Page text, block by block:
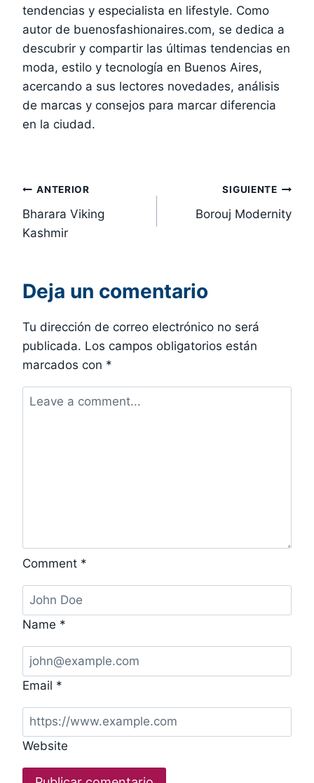
tendencias y especialista en lifestyle. Como
autor de buenosfashionaires.com, se dedica a
descubrir y compartir las últimas tendencias en
moda, estilo y tecnología en Buenos Aires,
acercando a sus lectores novedades, análisis
de marcas y consejos para marcar diferencia
en la ciudad.
Navegación
de
ANTERIOR
Bharara Viking
Kashmir
SIGUIENTE
Borouj Modernity
Deja un comentario
Tu dirección de correo electrónico no será
publicada. Los campos obligatorios están
marcados con *
Comment *
Name *
Email *
Website